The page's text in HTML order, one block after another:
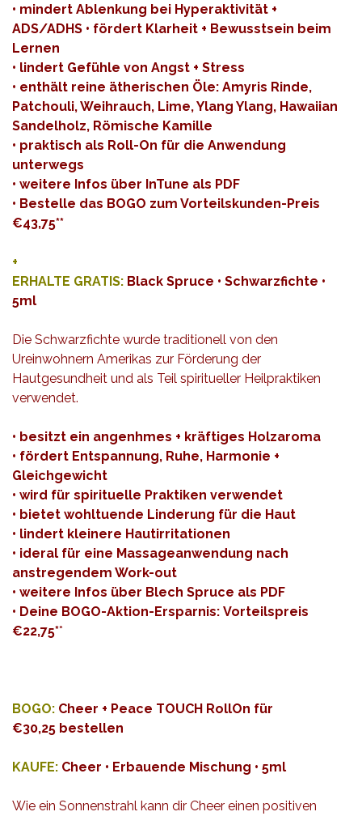
• mindert Ablenkung bei Hyperaktivität +
ADS/ADHS • fördert Klarheit + Bewusstsein beim
Lernen
• lindert Gefühle von Angst + Stress
• enthält reine ätherischen Öle: Amyris Rinde,
Patchouli, Weihrauch, Lime, Ylang Ylang, Hawaiian
Sandelholz, Römische Kamille
• praktisch als Roll-On für die Anwendung
unterwegs
• weitere Infos über InTune als PDF
• Bestelle das BOGO zum Vorteilskunden-Preis
€43,75**
+
ERHALTE GRATIS: Black Spruce • Schwarzfichte •
5ml
Die Schwarzfichte wurde traditionell von den
Ureinwohnern Amerikas zur Förderung der
Hautgesundheit und als Teil spiritueller Heilpraktiken
verwendet.
• besitzt ein angenhmes + kräftiges Holzaroma
• fördert Entspannung, Ruhe, Harmonie +
Gleichgewicht
• wird für spirituelle Praktiken verwendet
• bietet wohltuende Linderung für die Haut
• lindert kleinere Hautirritationen
• ideral für eine Massageanwendung nach
anstregendem Work-out
• weitere Infos über Blech Spruce als PDF
• Deine BOGO-Aktion-Ersparnis: Vorteilspreis
€22,75**
BOGO: Cheer + Peace TOUCH RollOn für
€30,25 bestellen
KAUFE: Cheer • Erbauende Mischung • 5ml
Wie ein Sonnenstrahl kann dir Cheer einen positiven